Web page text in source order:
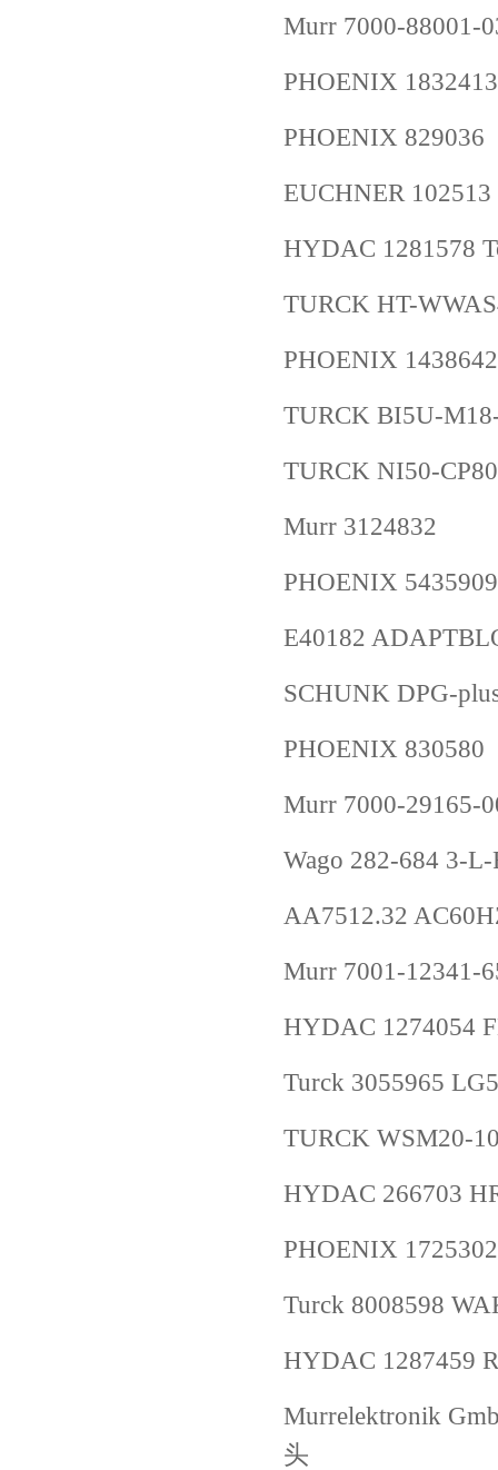
Murr 7000-88001-
PHOENIX 1832413
PHOENIX 829036
EUCHNER
HYDAC 1281578
TURCK HT-
PHOENIX 1438642
TURCK BI5U-
TURCK NI50-
Murr 3124832
PHOENIX 5435909
E40182
SCHUNK DPG-
PHOENIX 830580
Murr 7000-29165-
Wago 282-684 3-
AA7512.32
Murr 7001-12341-
HYDAC 1274054
Turck 3055965
TURCK WSM20-
HYDAC 266703
PHOENIX 1725302
Turck 8008598
HYDAC 1287459
Murrelektronik
头